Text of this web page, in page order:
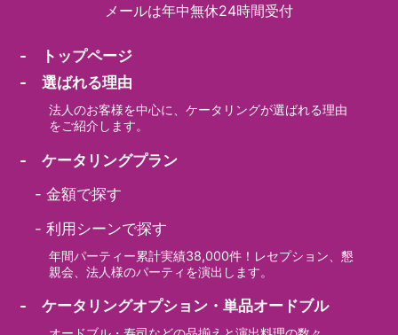
メールは年中無休24時間受付
- トップページ
- 選ばれる理由
法人のお客様を中心に、ケータリングが選ばれる理由
をご紹介します。
- ケータリングプラン
-金額で探す
-利用シーンで探す
年間パーティー累計実績38,000件！レセプション、懇
親会、法人様のパーティを演出します。
- ケータリングオプション・単品オードブル